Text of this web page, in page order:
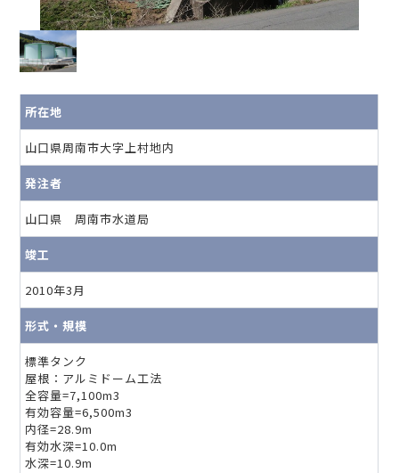
所在地
山口県周南市大字上村地内
発注者
山口県 周南市水道局
竣工
2010年3月
形式・規模
標準タンク
屋根：アルミドーム工法
全容量=7,100m3
有効容量=6,500m3
内径=28.9m
有効水深=10.0m
水深=10.9m